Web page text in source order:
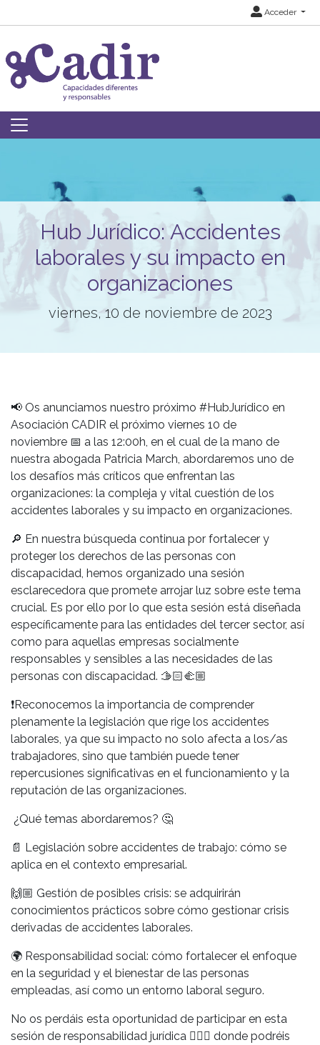
Acceder
Hub Jurídico: Accidentes
laborales y su impacto en
organizaciones
viernes, 10 de noviembre de 2023
📢 Os anunciamos nuestro próximo #HubJurídico en
Asociación CADIR el próximo viernes 10 de
noviembre 📅 a las 12:00h, en el cual de la mano de
nuestra abogada Patricia March, abordaremos uno de
los desafíos más críticos que enfrentan las
organizaciones: la compleja y vital cuestión de los
accidentes laborales y su impacto en organizaciones.
🔎 En nuestra búsqueda continua por fortalecer y
proteger los derechos de las personas con
discapacidad, hemos organizado una sesión
esclarecedora que promete arrojar luz sobre este tema
crucial. Es por ello por lo que esta sesión está diseñada
específicamente para las entidades del tercer sector, así
como para aquellas empresas socialmente
responsables y sensibles a las necesidades de las
personas con discapacidad. 🫱🏻‍🫲🏼
❗Reconocemos la importancia de comprender
plenamente la legislación que rige los accidentes
laborales, ya que su impacto no solo afecta a los/as
trabajadores, sino que también puede tener
repercusiones significativas en el funcionamiento y la
reputación de las organizaciones.
¿Qué temas abordaremos? 🤔
📄 Legislación sobre accidentes de trabajo: cómo se
aplica en el contexto empresarial.
🙌🏼 Gestión de posibles crisis: se adquirirán
conocimientos prácticos sobre cómo gestionar crisis
derivadas de accidentes laborales.
🌍 Responsabilidad social: cómo fortalecer el enfoque
en la seguridad y el bienestar de las personas
empleadas, así como un entorno laboral seguro.
No os perdáis esta oportunidad de participar en esta
sesión de responsabilidad jurídica 👩🏼‍⚖️ donde podréis